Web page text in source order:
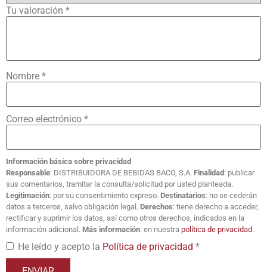
Tu valoración *
Nombre *
Correo electrónico *
Información básica sobre privacidad
Responsable: DISTRIBUIDORA DE BEBIDAS BACO, S.A. Finalidad : publicar
sus comentarios, tramitar la consulta/solicitud por usted planteada.
Legitimación: por su consentimiento expreso. Destinatarios: no se cederán
datos a terceros, salvo obligación legal. Derechos: tiene derecho a acceder,
rectificar y suprimir los datos, así como otros derechos, indicados en la
información adicional. Más información: en nuestra política de privacidad.
He leído y acepto la Política de privacidad *